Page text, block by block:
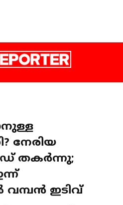
നേരിയ
തകർന്നു;
ഇടിവ്